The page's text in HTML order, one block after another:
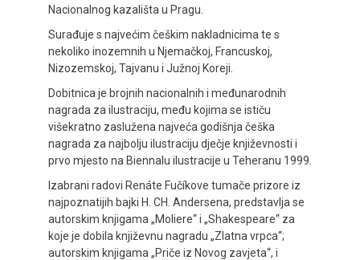
Nacionalnog kazališta u Pragu.
Surađuje s najvećim češkim nakladnicima te s
nekoliko inozemnih u Njemačkoj, Francuskoj,
Nizozemskoj, Tajvanu i Južnoj Koreji.
Dobitnica je brojnih nacionalnih i međunarodnih
nagrada za ilustraciju, među kojima se ističu
višekratno zaslužena najveća godišnja češka
nagrada za najbolju ilustraciju dječje književnosti i
prvo mjesto na Biennalu ilustracije u Teheranu 1999.
Izabrani radovi Renáte Fučíkove tumače prizore iz
najpoznatijih bajki H. CH. Andersena, predstavlja se
autorskim knjigama „Moliere“ i „Shakespeare“ za
koje je dobila književnu nagradu „Zlatna vrpca“;
autorskim knjigama „Priče iz Novog zavjeta“, i